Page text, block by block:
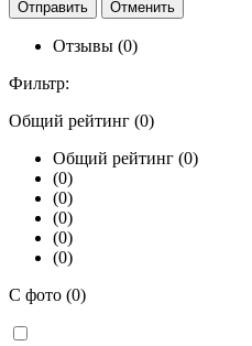
Отзывы (0)
Фильтр:
Общий рейтинг (0)
Общий рейтинг (0)
(0)
(0)
(0)
(0)
(0)
С фото (0)